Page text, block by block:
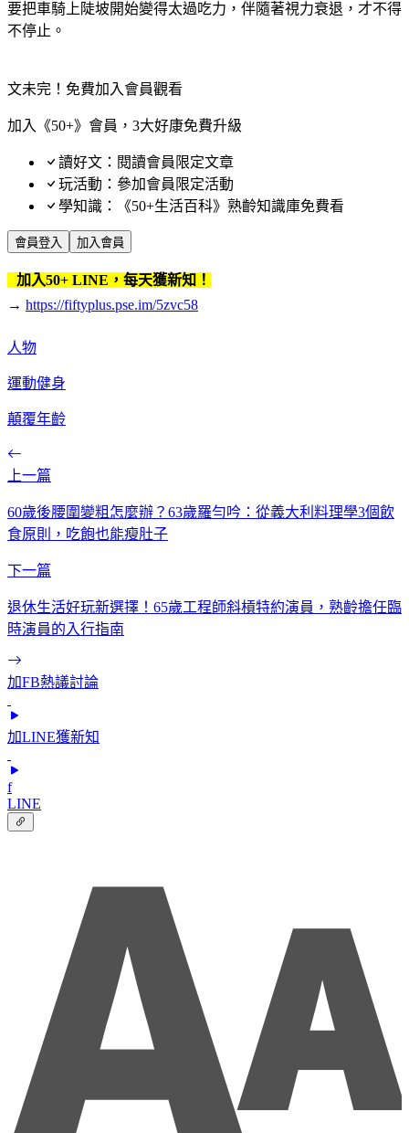
要把車騎上陡坡開始變得太過吃力，伴隨著視力衰退，才不得
不停止。
文未完！免費加入會員觀看
加入《50+》會員，3大好康免費升級
讀好文：閱讀會員限定文章
玩活動：參加會員限定活動
學知識：《50+生活百科》熟齡知識庫免費看
會員登入 加入會員
加入50+ LINE，每天獲新知！
→ https://fiftyplus.pse.im/5zvc58
人物
運動健身
顛覆年齡
上一篇
60歲後腰圍變粗怎麼辦？63歲羅勻吟：從義大利料理學3個飲
食原則，吃飽也能瘦肚子
下一篇
退休生活好玩新選擇！65歲工程師斜槓特約演員，熟齡擔任臨
時演員的入行指南
加FB熱議討論
加LINE獲新知
f
LINE